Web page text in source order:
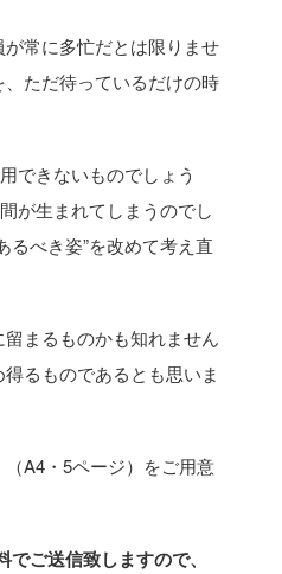
常に多忙だとは限りませ
ただ待っているだけの時
できないものでしょう
が生まれてしまうのでし
るべき姿”を改めて考え直
まるものかも知れません
るものであるとも思いま
A4・5ページ）をご用意
ご送信致しますので、